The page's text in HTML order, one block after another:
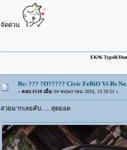
จัดด่วน
EK96 TypeR/
Re: ??? ?O????? Civic FeRiO Vi-Rs
« ตอบ #110 เมื่อ:04 พฤษภาคม 2010, 13:29:51 »
สวยมากเลยคับ.......สุดยอด